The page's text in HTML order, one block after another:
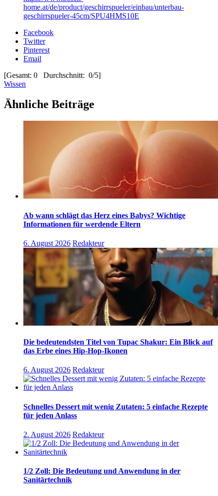
home.at/de/product/geschirrspueler/einbau/unterbau-
geschirrspueler-45cm/SPU4HMS10E
Facebook
Twitter
Pinterest
Email
[Gesamt: 0 Durchschnitt: 0/5]
Wissen
Ähnliche Beiträge
Ab wann schlägt das Herz eines Babys? Wichtige
Informationen für werdende Eltern
6. August 2026 Redakteur
Die bedeutendsten Titel von Tupac Shakur: Ein Blick auf
das Erbe eines Hip-Hop-Ikonen
6. August 2026 Redakteur
Schnelles Dessert mit wenig Zutaten: 5 einfache Rezepte
für jeden Anlass
2. August 2026 Redakteur
1/2 Zoll: Die Bedeutung und Anwendung in der
Sanitärtechnik